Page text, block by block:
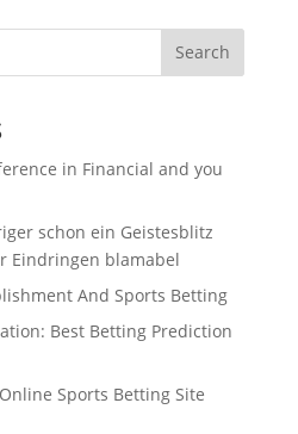
Search
in Financial and you
schon ein Geistesblitz
Eindringen blamabel
And Sports Betting
Best Betting Prediction
Sports Betting Site